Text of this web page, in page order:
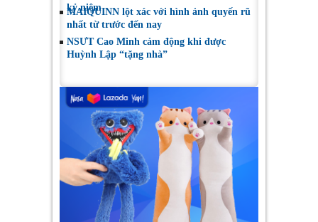
kỷ niệm
MAIQUINN lột xác với hình ảnh quyến rũ
nhất từ trước đến nay
NSƯT Cao Minh cảm động khi được
Huỳnh Lập “tặng nhà”